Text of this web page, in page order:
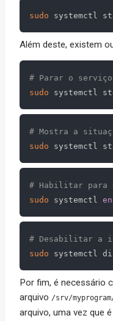
sudo
Além deste, existem
# Parar o serviço
sudo
# Mostra a
sudo
# Habilitar para
sudo systemctl
# Desabilitar a
sudo
Por fim, é necessário
arquivo /srv/
arquivo, uma vez que